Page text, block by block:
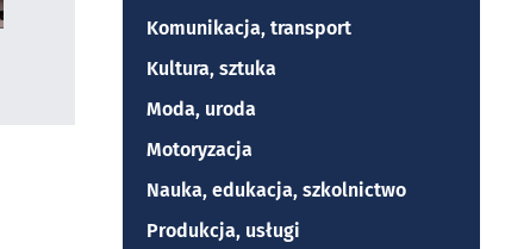
Komunikacja, transport
Kultura, sztuka
Moda, uroda
Motoryzacja
Nauka, edukacja, szkolnictwo
Produkcja, usługi